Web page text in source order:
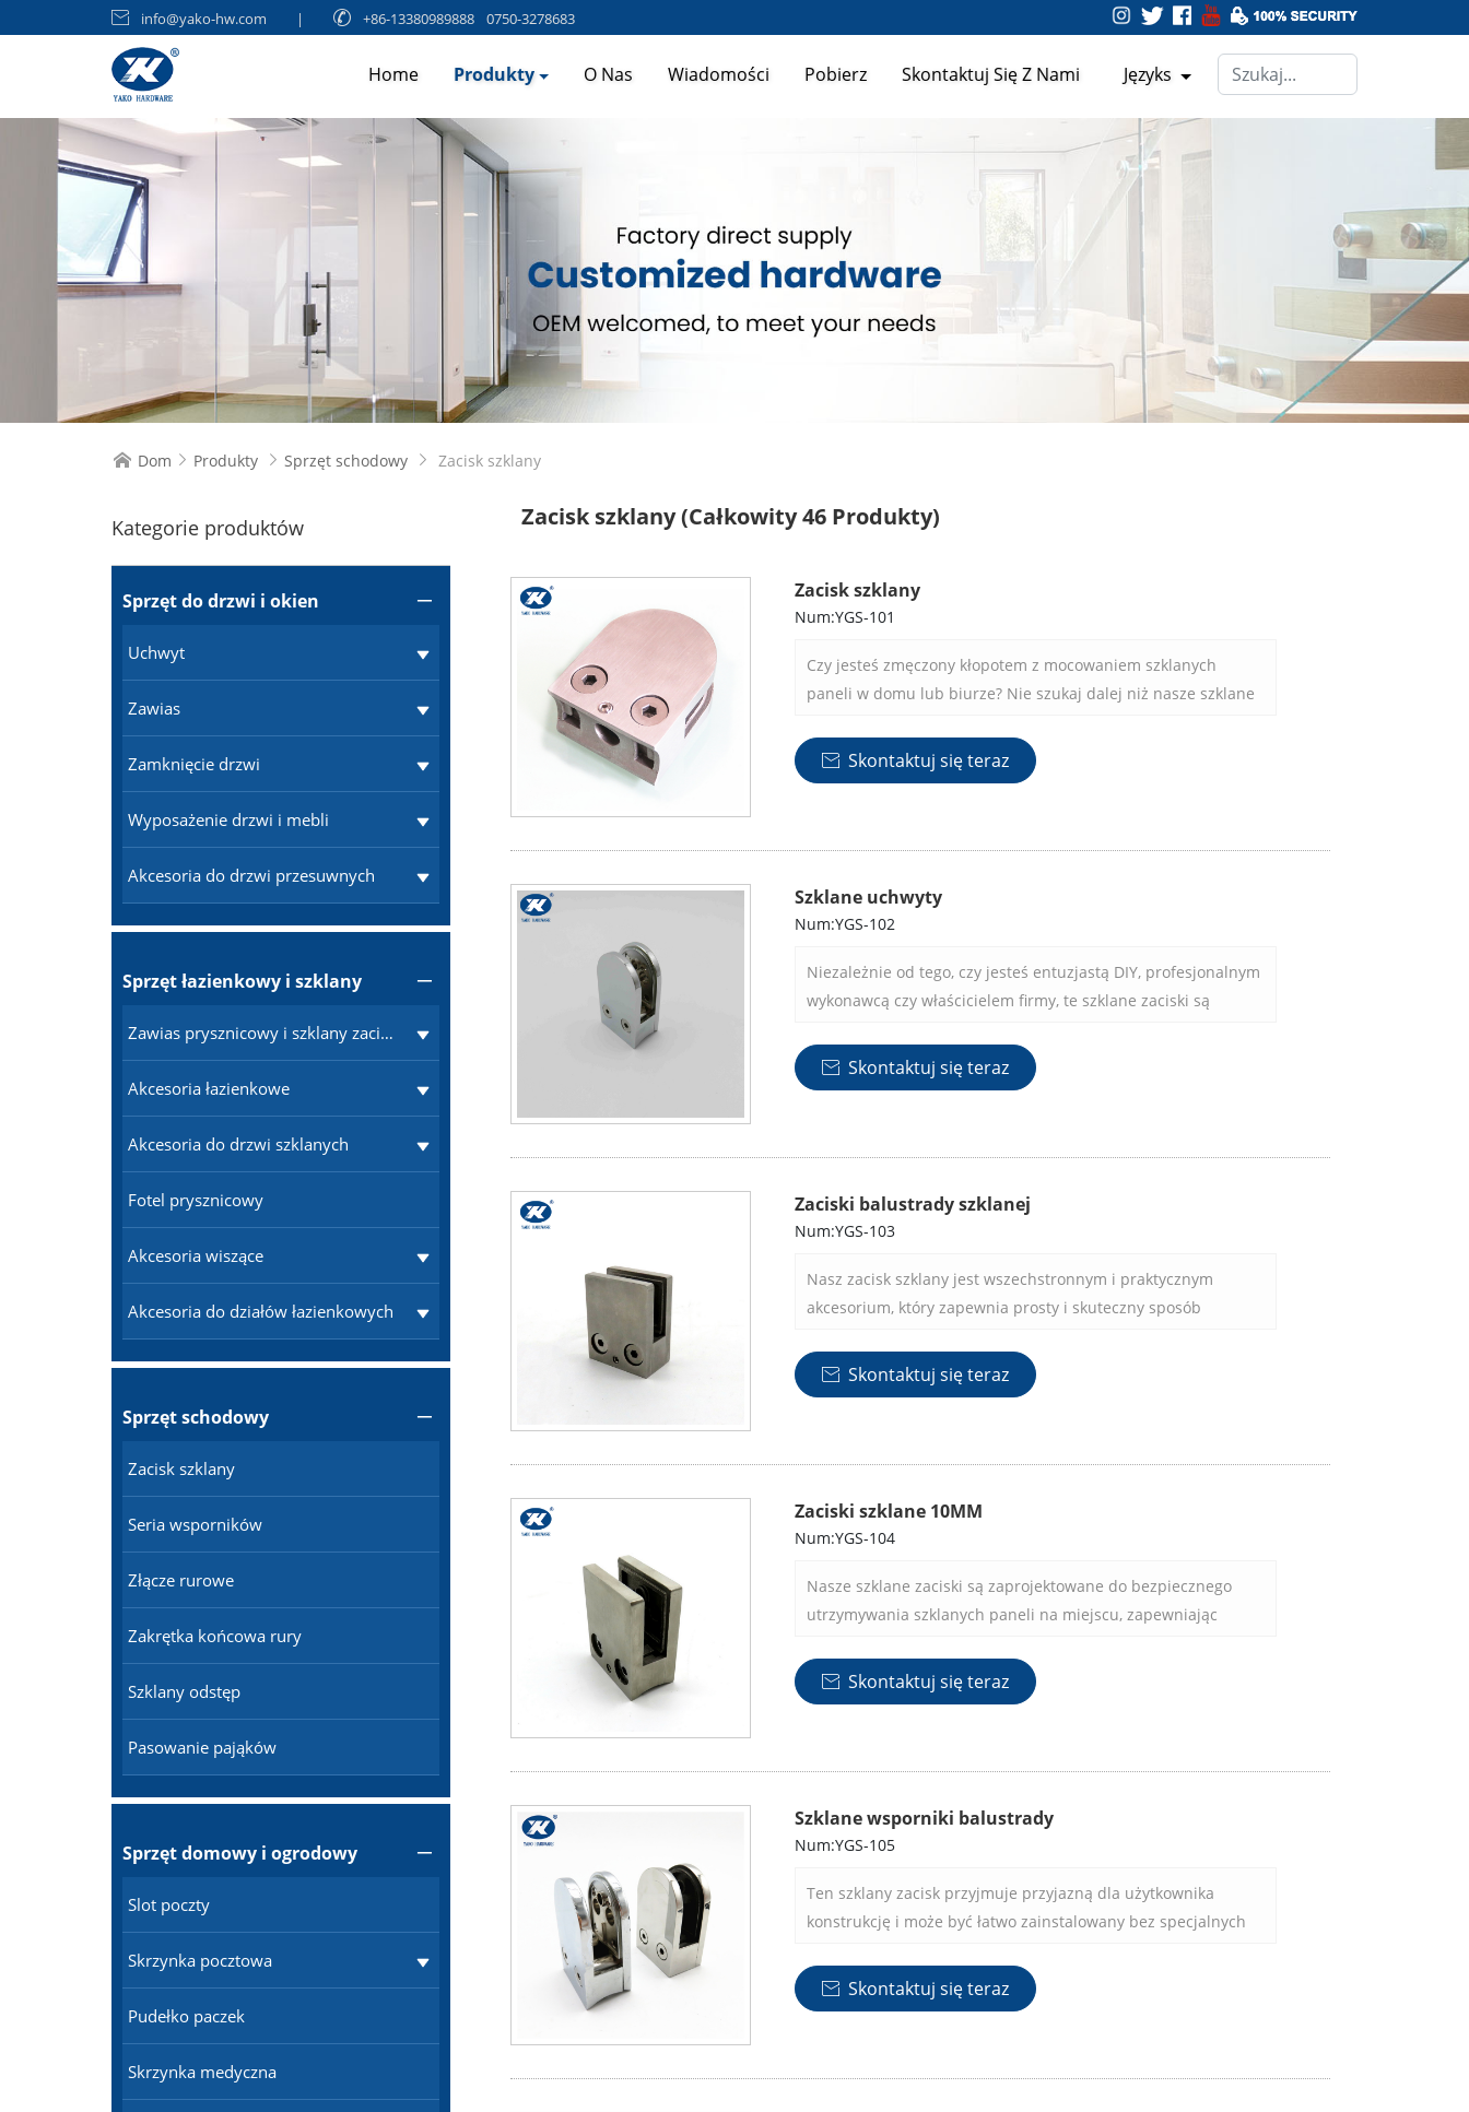
 info@yako-hw.com |  +86-13380989888 0750-3278683
Home Produkty O Nas Wiadomości Pobierz Skontaktuj Się Z Nami Języks
 Dom  Produkty  Sprzęt schodowy  Zacisk szklany
Kategorie produktów
Sprzęt do drzwi i okien 
Uchwyt
Zawias
Zamknięcie drzwi
Wyposażenie drzwi i mebli
Akcesoria do drzwi przesuwnych
Sprzęt łazienkowy i szklany 
Zawias prysznicowy i szklany zacisk
Akcesoria łazienkowe
Akcesoria do drzwi szklanych
Fotel prysznicowy
Akcesoria wiszące
Akcesoria do działów łazienkowych
Sprzęt schodowy 
Zacisk szklany
Seria wsporników
Złącze rurowe
Zakrętka końcowa rury
Szklany odstęp
Pasowanie pająków
Sprzęt domowy i ogrodowy 
Slot poczty
Skrzynka pocztowa
Pudełko paczek
Skrzynka medyczna
Zacisk szklany(Całkowity 46 Produkty)
Zacisk szklany
Num:YGS-101
Czy jesteś zmęczony kłopotem z mocowaniem szklanych
paneli w domu lub biurze? Nie szukaj dalej niż nasze szklane
łatwe zabezpieczenie paneli szklanych w różnych
zastosowaniach.
 Skontaktuj się teraz
Szklane uchwyty
Num:YGS-102
Niezależnie od tego, czy jesteś entuzjastą DIY, profesjonalnym
wykonawcą czy właścicielem firmy, te szklane zaciski są
Twoje oczekiwania.
 Skontaktuj się teraz
Zaciski balustrady szklanej
Num:YGS-103
Nasz zacisk szklany jest wszechstronnym i praktycznym
akcesorium, który zapewnia prosty i skuteczny sposób
konstrukcji i łatwemu procesowi instalacji, zaciski szklane są
idealnym wyborem dla każdego, kto chce zwiększyć
 Skontaktuj się teraz
Zaciski szklane 10MM
Num:YGS-104
Nasze szklane zaciski są zaprojektowane do bezpiecznego
utrzymywania szklanych paneli na miejscu, zapewniając
tego, czy instalujesz szklane półki, ściany działowe czy witryny,
szklane zaciski zapewniają bezpieczne utrzymanie szklanych
 Skontaktuj się teraz
Szklane wsporniki balustrady
Num:YGS-105
Ten szklany zacisk przyjmuje przyjazną dla użytkownika
konstrukcję i może być łatwo zainstalowany bez specjalnych
z prostymi instrukcjami montażu i będziesz mieć swoje
szklane panele bezpiecznie na miejscu w krótkim czasie.
 Skontaktuj się teraz